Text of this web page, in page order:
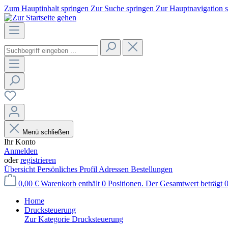
Zum Hauptinhalt springen Zur Suche springen Zur Hauptnavigation
Menü schließen
Ihr Konto
Anmelden
oderregistrieren
Übersicht Persönliches Profil Adressen Bestellungen
0,00 € Warenkorb enthält 0 Positionen. Der Gesamtwert beträgt
Home
Drucksteuerung
Zur Kategorie Drucksteuerung